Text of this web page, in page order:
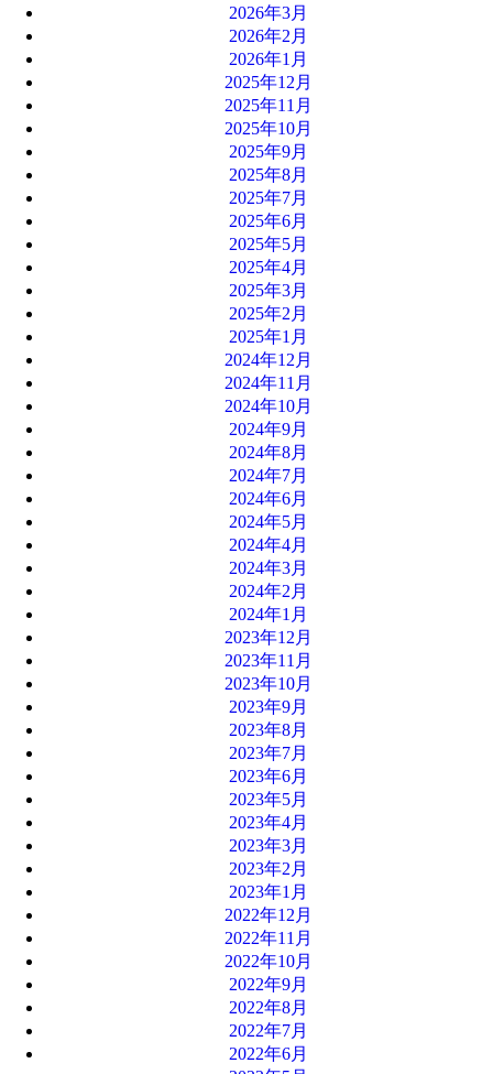
2026年3月
2026年2月
2026年1月
2025年12月
2025年11月
2025年10月
2025年9月
2025年8月
2025年7月
2025年6月
2025年5月
2025年4月
2025年3月
2025年2月
2025年1月
2024年12月
2024年11月
2024年10月
2024年9月
2024年8月
2024年7月
2024年6月
2024年5月
2024年4月
2024年3月
2024年2月
2024年1月
2023年12月
2023年11月
2023年10月
2023年9月
2023年8月
2023年7月
2023年6月
2023年5月
2023年4月
2023年3月
2023年2月
2023年1月
2022年12月
2022年11月
2022年10月
2022年9月
2022年8月
2022年7月
2022年6月